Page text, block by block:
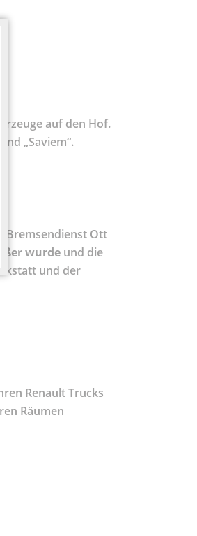
auf den Hof.
„Saviem“.
Bremsendienst Ott
wurde und die
und der
Renault Trucks
Räumen